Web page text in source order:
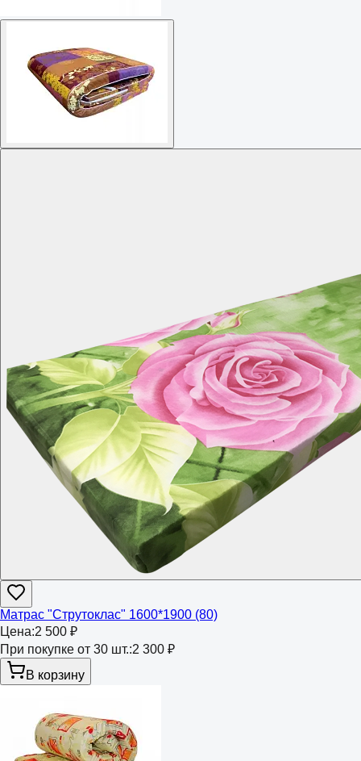
Матрас "Струтоклас" 1600*1900 (80)
Цена:2 500 ₽
При покупке от 30 шт.:2 300 ₽
В корзину